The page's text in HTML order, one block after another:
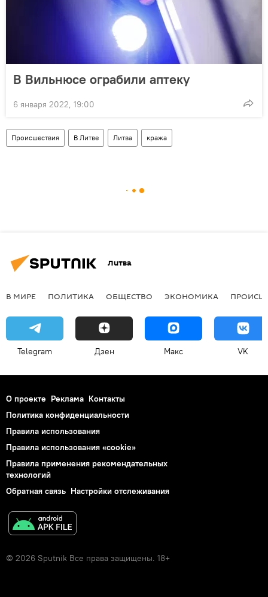
В Вильнюсе ограбили аптеку
6 января 2022, 19:00
Происшествия В Литве Литва кража
Литва
В МИРЕ ПОЛИТИКА ОБЩЕСТВО ЭКОНОМИКА
Telegram Дзен Макс VK
О проекте Реклама Контакты
Политика конфиденциальности
Правила использования
Правила использования «cookie»
Правила применения рекомендательных
технологий
Обратная связь Настройки отслеживания
© 2026 Sputnik Все права защищены. 18+